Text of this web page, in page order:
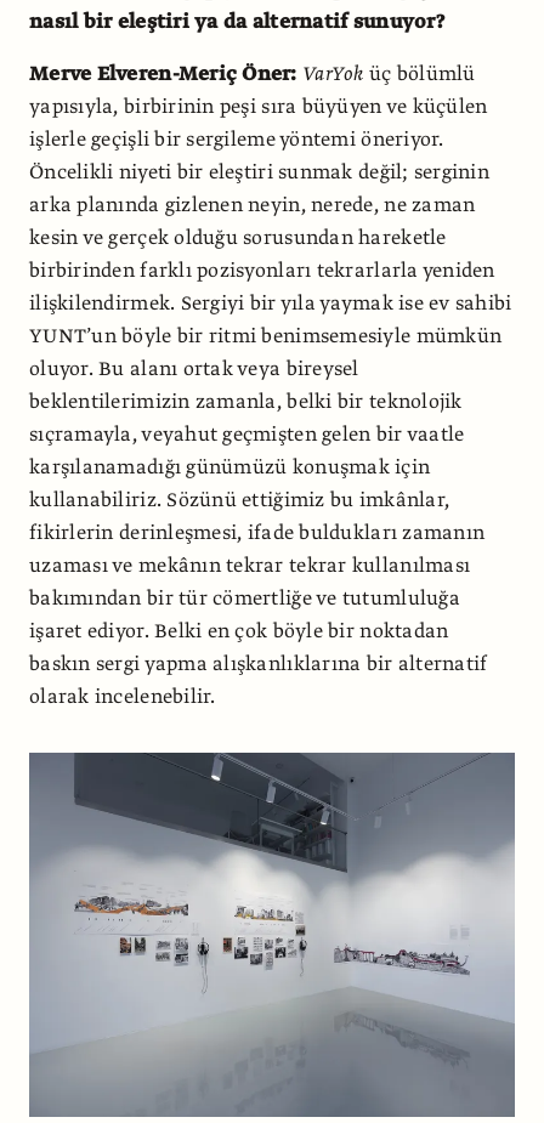
nasıl bir eleştiri ya da alternatif sunuyor?
Merve Elveren-Meriç Öner: VarYok üç bölümlü
yapısıyla, birbirinin peşi sıra büyüyen ve küçülen
işlerle geçişli bir sergileme yöntemi öneriyor.
Öncelikli niyeti bir eleştiri sunmak değil; serginin
arka planında gizlenen neyin, nerede, ne zaman
kesin ve gerçek olduğu sorusundan hareketle
birbirinden farklı pozisyonları tekrarlarla yeniden
ilişkilendirmek. Sergiyi bir yıla yaymak ise ev sahibi
YUNT’un böyle bir ritmi benimsemesiyle mümkün
oluyor. Bu alanı ortak veya bireysel
beklentilerimizin zamanla, belki bir teknolojik
sıçramayla, veyahut geçmişten gelen bir vaatle
karşılanamadığı günümüzü konuşmak için
kullanabiliriz. Sözünü ettiğimiz bu imkânlar,
fikirlerin derinleşmesi, ifade buldukları zamanın
uzaması ve mekânın tekrar tekrar kullanılması
bakımından bir tür cömertliğe ve tutumluluğa
işaret ediyor. Belki en çok böyle bir noktadan
baskın sergi yapma alışkanlıklarına bir alternatif
olarak incelenebilir.